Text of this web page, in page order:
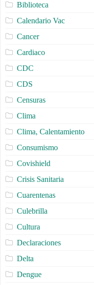
Biblioteca
Calendario Vac
Cancer
Cardiaco
CDC
CDS
Censuras
Clima
Clima, Calentamiento
Consumismo
Covishield
Crisis Sanitaria
Cuarentenas
Culebrilla
Cultura
Declaraciones
Delta
Dengue